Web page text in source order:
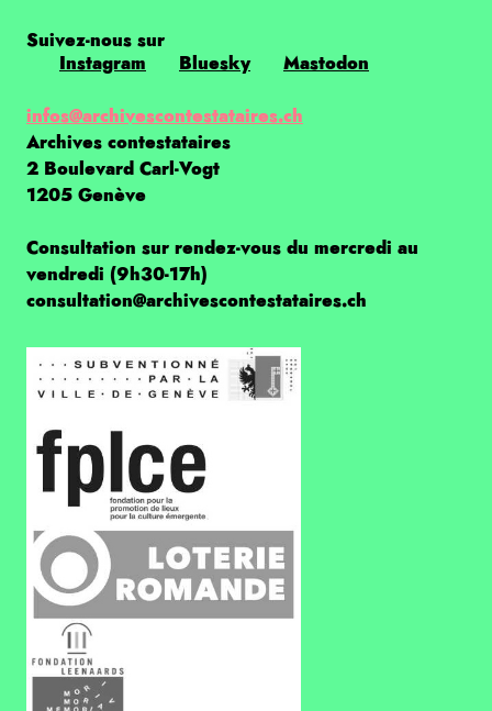
Suivez-nous sur
Instagram
Bluesky Mastodon
infos@archivescontestataires.ch
Archives contestataires
2 Boulevard Carl-Vogt
1205 Genève
Consultation sur rendez-vous du mercredi au
vendredi (9h30-17h)
consultation@archivescontestataires.ch